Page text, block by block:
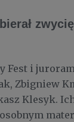
Fest i
Zbigniew
Klesyk.